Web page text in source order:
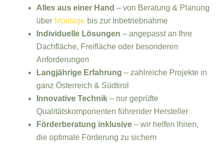
Alles aus einer Hand – von Beratung & Planung
über Montage bis zur Inbetriebnahme
Individuelle Lösungen – angepasst an Ihre
Dachfläche, Freifläche oder besonderen
Anforderungen
Langjährige Erfahrung – zahlreiche Projekte in
ganz Österreich & Südtirol
Innovative Technik – nur geprüfte
Qualitätskomponenten führender Hersteller
Förderberatung inklusive – wir helfen Ihnen,
die optimale Förderung zu sichern